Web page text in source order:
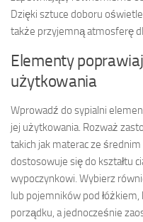
Dzięki sztuce doboru
także przyjemną atmosferę
Elementy
użytkowania
Wprowadź do sypialni
jej użytkowania. Rozważ
takich jak materac ze
dostosowuje się do kształtu
wypoczynkowi. Wybierz
lub pojemników pod
porządku, a jednocześnie